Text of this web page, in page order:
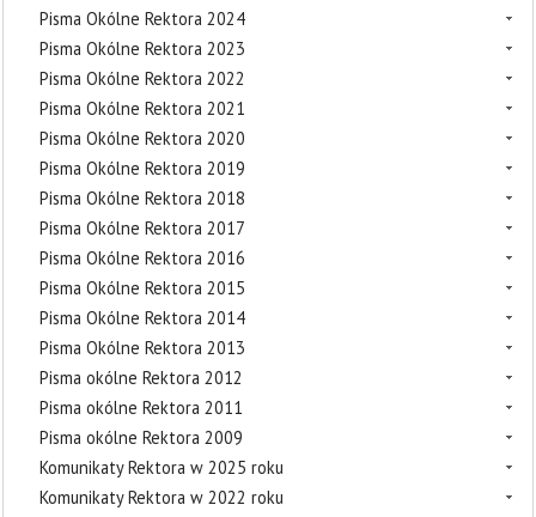
Pisma Okólne Rektora 2024
Pisma Okólne Rektora 2023
Pisma Okólne Rektora 2022
Pisma Okólne Rektora 2021
Pisma Okólne Rektora 2020
Pisma Okólne Rektora 2019
Pisma Okólne Rektora 2018
Pisma Okólne Rektora 2017
Pisma Okólne Rektora 2016
Pisma Okólne Rektora 2015
Pisma Okólne Rektora 2014
Pisma Okólne Rektora 2013
Pisma okólne Rektora 2012
Pisma okólne Rektora 2011
Pisma okólne Rektora 2009
Komunikaty Rektora w 2025 roku
Komunikaty Rektora w 2022 roku